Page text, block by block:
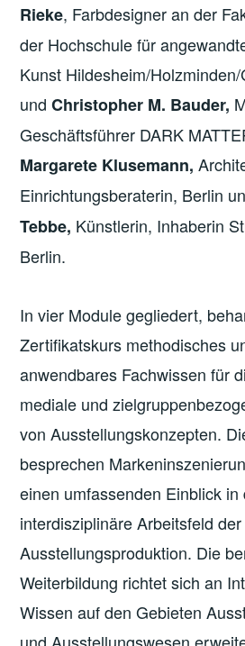
Rieke, Farbdesigner an der
der Hochschule für
Kunst Hildesheim/
undChristopher M. Bauder,
Geschäftsführer DARK
Margarete Klusemann,
Einrichtungsberaterin, Berlin
Tebbe, Künstlerin, Inhaberin
Berlin.
In vier Module gegliedert,
Zertifikatskurs methodisches
anwendbares Fachwissen für
mediale und
von Ausstellungskonzepten.
besprechen
einen umfassenden Einblick in
interdisziplinäre Arbeitsfeld der
Ausstellungsproduktion. Die
Weiterbildung richtet sich an
Wissen auf den Gebieten